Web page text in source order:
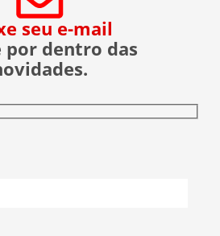
seu e-mail
por dentro das